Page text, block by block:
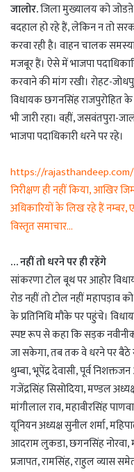
जालोर.जिला मुख्यालय को
बदहाल हो रहे हैं, लेकिन न तो
करवा रही है। वाहन चालक
मजबूर हैं। ऐसे में भाजपा
करवाने की मांग रखी। रोहट-
विधायक छगनसिंह राजपुरोहित
भी जारी रहा। वहीं, जसवंतपुरा-
भाजपा पदाधिकारी धरने पर रहे।
https://rajasthandeep.com/
निरीक्षण ही नहीं किया, आखिर
अधिकारियों के लिख रहे हैं नम्बर,
विस्तृत समाचार…
… नहीं तो धरने पर ही रहेंगे
सांकरणा टोल बूथ पर आहोर
रोड नहीं तो टोल नहीं महापड़ाव
के प्रतिनिधि मौके पर पहुंचे।
स्पष्ट रूप से कहा कि सड़क
जा सकेगा, तब तक वे धरने पर बैठे
थुम्बा, भूपेंद्र देवासी, पूर्व
गजेंद्रसिंह सिसोदिया, मण्डल
मांगीलाल राव, महावीरसिंह
यूनियन अध्यक्ष सुनील शर्मा,
आदराम लुकडा, छगनसिंह नोरवा,
प्रजापत, रामसिंह, राहुल व्यास